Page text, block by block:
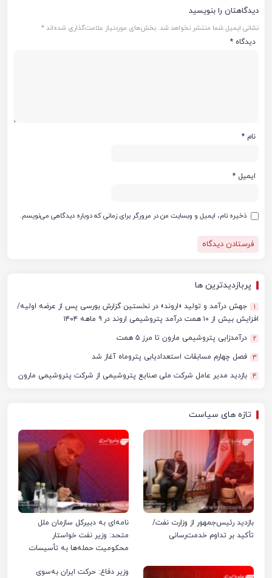
دیدگاهتان را بنویسید
نشانی ایمیل شما منتشر نخواهد شد. بخش‌های موردنیاز علامت‌گذاری شده‌اند*
دیدگاه *
نام *
ایمیل *
ذخیره نام، ایمیل و وبسایت من در مرورگر برای زمانی که دوباره دیدگاهی می‌نویسم.
پربازدیدترین ها
1
جهش درآمد و تولید «اروند» در نخستین گزارش بورسی پس از عرضه اولیه/
افزایش بیش از ۱۰ همت درآمد پتروشیمی اروند در ۹ ماهه ۱۴۰۴
2 درآمدزایی پتروشیمی مارون تا مرز ۵ همت
3 فصل چهارم مسابقات استعدادیابی پتروماه آغاز شد
4 بازدید مدیر عامل شرکت ملی صنایع پتروشیمی از شرکت پتروشیمی مارون
تازه های سیاست
بازدید رئیس‌جمهور از وزارت نفت/
تأکید بر تداوم خدمت‌رسانی
نامه‌ای به دبیرکل سازمان ملل
متحد: وزیر نفت خواستار
محکومیت حمله‌ها به تأسیسات
وزیر دفاع: حرکت ایران به‌سوی